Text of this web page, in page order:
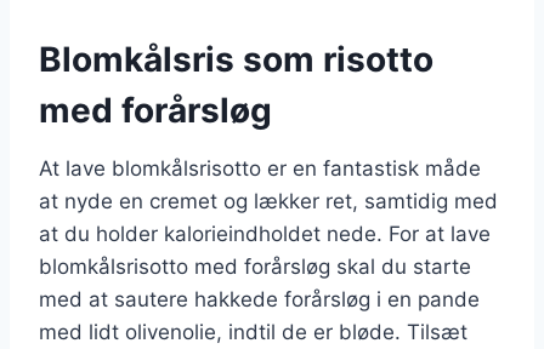
Blomkålsris som risotto
med forårsløg
At lave blomkålsrisotto er en fantastisk måde
at nyde en cremet og lækker ret, samtidig med
at du holder kalorieindholdet nede. For at lave
blomkålsrisotto med forårsløg skal du starte
med at sautere hakkede forårsløg i en pande
med lidt olivenolie, indtil de er bløde. Tilsæt